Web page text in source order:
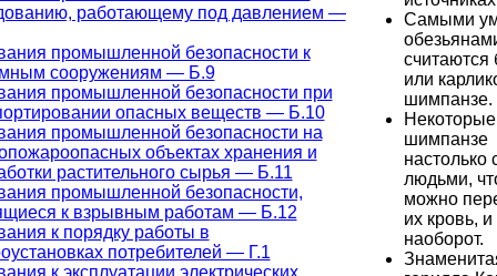
работающему под давлением —
промышленной безопасности к
сооружениям — Б.9
промышленной безопасности при
опасных веществ — Б.10
промышленной безопасности на
объектах хранения и
растительного сырья — Б.11
промышленной безопасности,
к взрывным работам — Б.12
к порядку работы в
потребителей — Г.1
к эксплуатации электрических
Самыми
считаются
или
шимпанзе.
шимпанзе
настолько
людьми,
можно
их кровь, и
наоборот.